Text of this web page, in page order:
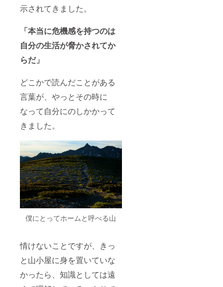
示されてきました。
「本当に危機感を持つのは
自分の生活が脅かされてか
らだ」
どこかで読んだことがある
言葉が、やっとその時に
なって自分にのしかかって
きました。
僕にとってホームと呼べる山
情けないことですが、きっ
と山小屋に身を置いていな
かったら、知識としては遠